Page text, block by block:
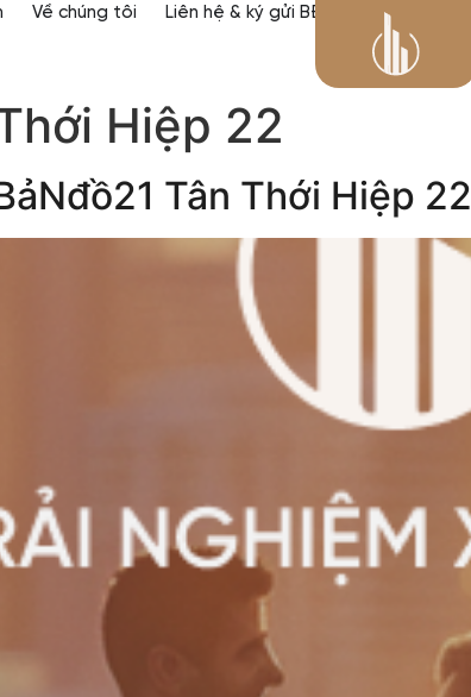
Về chúng tôi Liên hệ & ký gửi BĐS
Hiệp 22
Tân Thới Hiệp